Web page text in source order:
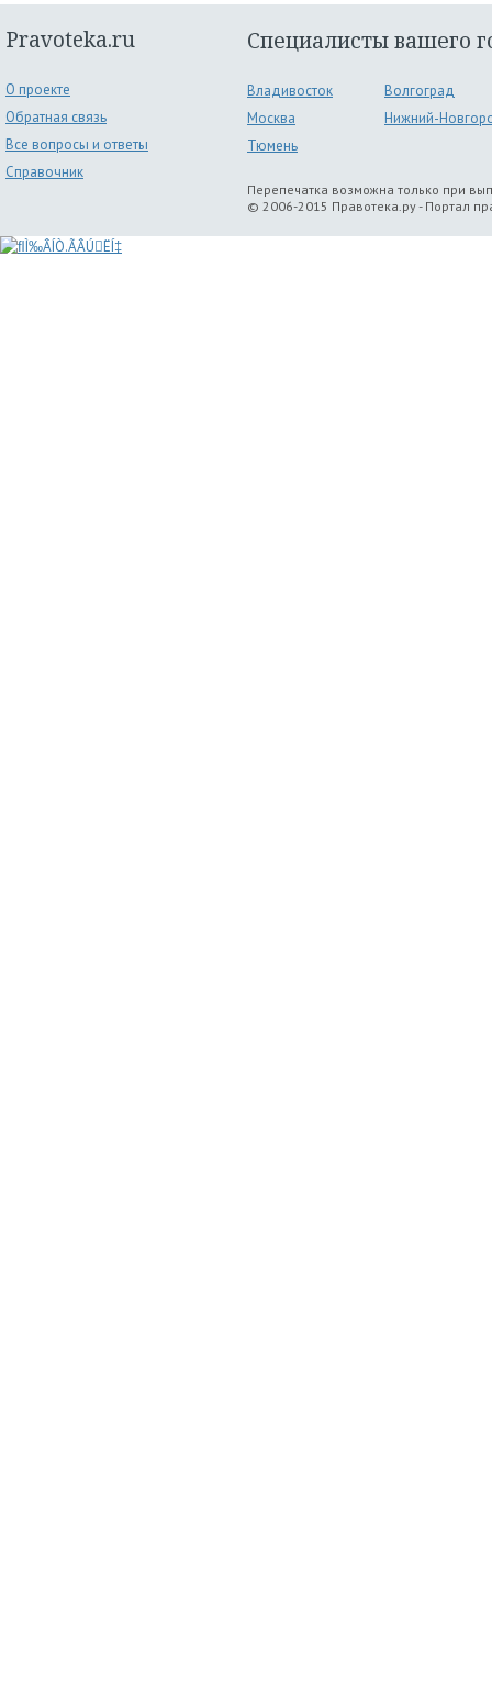
Pravoteka.ru
О проекте
Обратная связь
Все вопросы и ответы
Справочник
Специалисты вашего
Владивосток
Волгоград
Москва
Нижний-
Тюмень
Перепечатка возможна только при
© 2006-2015 Правотека.ру - Портал